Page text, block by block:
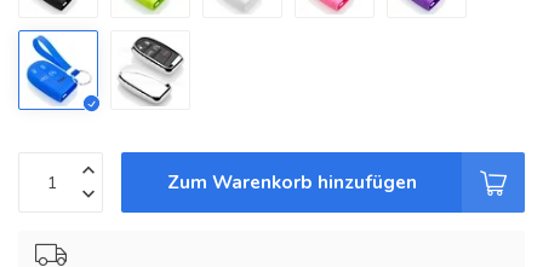
Zum Warenkorb hinzufügen